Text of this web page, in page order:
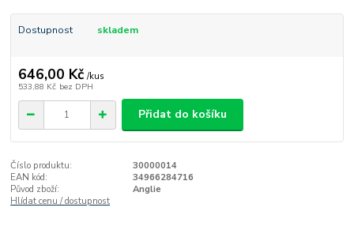
Dostupnost skladem
646,00 Kč /kus
533,88 Kč bez DPH
Přidat do košíku
Číslo produktu:
30000014
EAN kód:
34966284716
Původ zboží:
Anglie
Hlídat cenu / dostupnost